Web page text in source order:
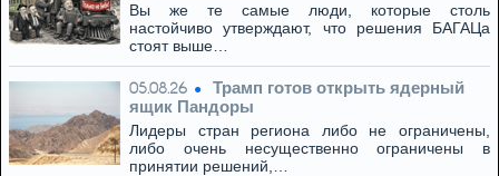
Вы же те самые люди, которые столь
настойчиво утверждают, что решения БАГАЦа
стоят выше…
05.08.26
Трамп готов открыть ядерный
ящик Пандоры
Лидеры стран региона либо не ограничены,
либо очень несущественно ограничены в
принятии решений,…